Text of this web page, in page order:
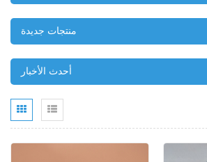
منتجات جديدة
أحدث الأخبار